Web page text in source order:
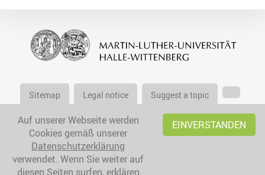
Sitemap Legal notice Suggest a topic
Auf unserer Webseite werden
Cookies gemäß unserer
Datenschutzerklärung
verwendet. Wenn Sie weiter auf
diesen Seiten surfen, erklären
EINVERSTANDEN